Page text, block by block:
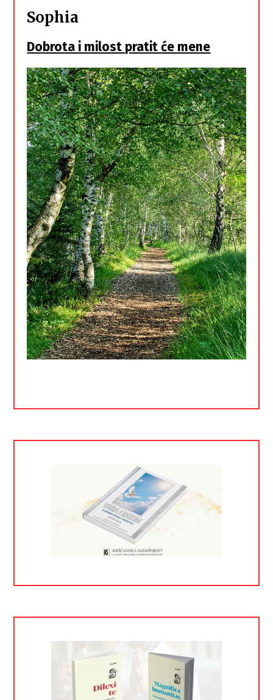
Sophia
Dobrota i milost pratit će mene